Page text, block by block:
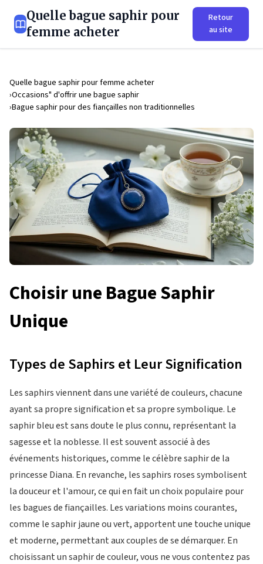
Quelle bague saphir pour
femme acheter
Retour
au site
Quelle bague saphir pour femme acheter
Occasions" d'offrir une bague saphir
Bague saphir pour des fiançailles non traditionnelles
Choisir une Bague Saphir
Unique
Types de Saphirs et Leur Signification
Les saphirs viennent dans une variété de couleurs, chacune
ayant sa propre signification et sa propre symbolique. Le
saphir bleu est sans doute le plus connu, représentant la
sagesse et la noblesse. Il est souvent associé à des
événements historiques, comme le célèbre saphir de la
princesse Diana. En revanche, les saphirs roses symbolisent
la douceur et l'amour, ce qui en fait un choix populaire pour
les bagues de fiançailles. Les variations moins courantes,
comme le saphir jaune ou vert, apportent une touche unique
et moderne, permettant aux couples de se démarquer. En
choisissant un saphir de couleur, vous ne vous contentez pas